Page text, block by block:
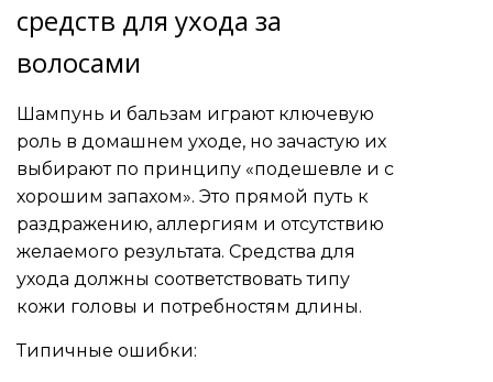
средств для ухода за
волосами
Шампунь и бальзам играют ключевую
роль в домашнем уходе, но зачастую их
выбирают по принципу «подешевле и с
хорошим запахом». Это прямой путь к
раздражению, аллергиям и отсутствию
желаемого результата. Средства для
ухода должны соответствовать типу
кожи головы и потребностям длины.
Типичные ошибки: